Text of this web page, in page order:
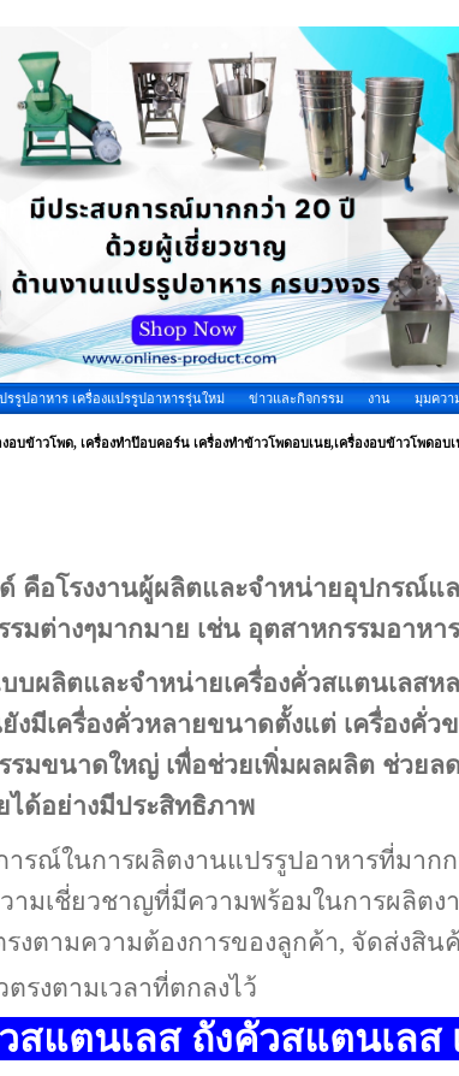
รูปอาหาร เครื่องแปรรูปอาหารรุ่นใหม่ ข่าวและกิจกรรม งาน มุมควา
อบข้าวโพด, เครื่องทำป๊อบคอร์น เครื่องทําข้าวโพดอบเนย,เครื่องอบข้าวโพดอบ
คือโรงงานผู้ผลิตและจำหน่ายอุปกรณ์แล
มต่างๆมากมาย เช่น อุตสาหกรรมอาหา
บผลิตและจำหน่ายเครื่องคั่วสแตนเลสห
มีเครื่องคั่วหลายขนาดตั้งแต่ เครื่องคั่ว
รมขนาดใหญ่ เพื่อช่วยเพิ่มผลผลิต ช่วย
ได้อย่างมีประสิทธิภาพ
รณ์ในการผลิตงานแปรรูปอาหารที่มากก
ามเชี่ยวชาญที่มีความพร้อมในการผลิต
งตามความต้องการของลูกค้า, จัดส่งสิน
ตรงตามเวลาที่ตกลงไว้
สแตนเลส ถังคั่วสแตนเลส